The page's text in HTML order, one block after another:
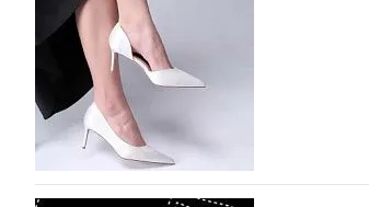
На участие в седьмой Московской
октября, уже подано 1047 заявок.
которых не были представлены в…
07.08.2026 67